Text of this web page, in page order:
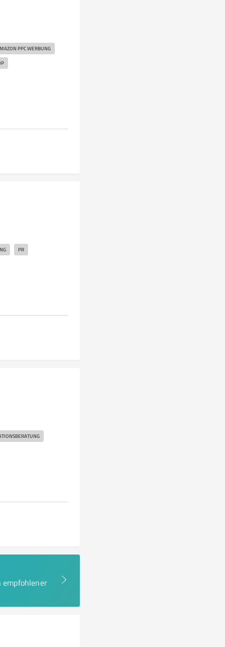
PPC WERBUNG
PR
empfohlener